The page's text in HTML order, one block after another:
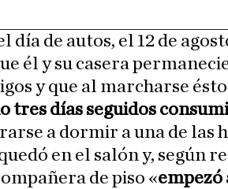
día de autos, el 12 de
él y su casera
y que al marcharse
tres días seguidos
a dormir a una de las
en el salón y, según
de piso «